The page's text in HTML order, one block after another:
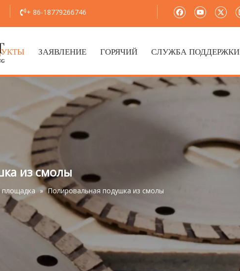
+ 86-18779266746
ЗАЯВЛЕНИЕ ГОРЯЧИЙ СЛУЖБА ПОДДЕРЖКИ
из смолы
площадка » Полировальная подушка из смолы